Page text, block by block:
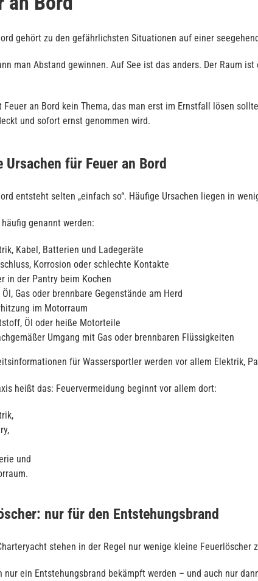
gehört zu den gefährlichsten Situationen auf einer
man Abstand gewinnen. Auf See ist das anders. Der Raum
Feuer an Bord kein Thema, das man erst im Ernstfall lösen
und sofort ernst genommen wird.
Ursachen für Feuer an Bord
entsteht selten „einfach so“. Häufige Ursachen liegen in
genannt werden:
Kabel, Batterien und Ladegeräte
Korrosion oder schlechte Kontakte
in der Pantry beim Kochen
Öl, Gas oder brennbare Gegenstände am Herd
im Motorraum
Öl oder heiße Motorteile
Umgang mit Gas oder brennbaren Flüssigkeiten
für Wassersportler werden vor allem Elektrik,
heißt das: Feuervermeidung beginnt vor allem dort:
und
nur für den Entstehungsbrand
stehen in der Regel nur wenige kleine Feuerlöscher
nur ein Entstehungsbrand bekämpft werden – und auch nur